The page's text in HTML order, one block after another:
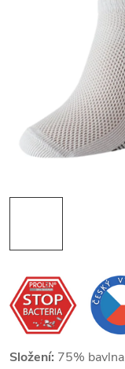
Složení: 75%